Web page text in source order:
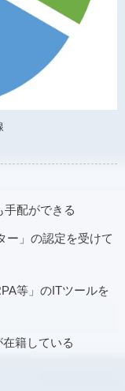
手配ができる
ー」の認定を受けて
等」のITツールを
籍している